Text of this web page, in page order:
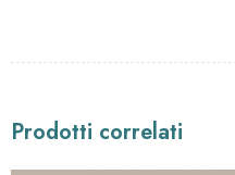
Prodotti correlati